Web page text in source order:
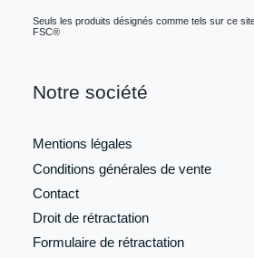
Seuls les produits désignés comme tels sur ce
FSC®
Notre société
Mentions légales
Conditions générales de vente
Contact
Droit de rétractation
Formulaire de rétractation